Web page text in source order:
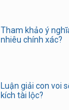
Tham khảo ý
nhiêu chính xác?
Luận giải con voi
kích tài lộc?